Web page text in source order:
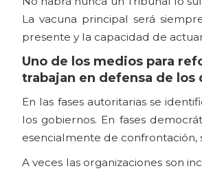
La vacuna principal será
presente y la capacidad de
Uno de los medios para
trabajan en defensa de los
En las fases autoritarias se
los gobiernos. En fases
esencialmente de confrontación,
A veces las organizaciones son